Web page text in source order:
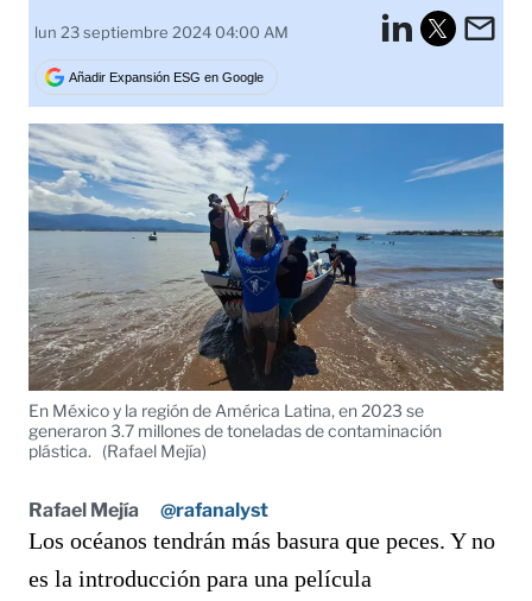
lun 23 septiembre 2024 04:00 AM
Añadir Expansión ESG en Google
En México y la región de América Latina, en 2023 se
generaron 3.7 millones de toneladas de contaminación
plástica.
(Rafael Mejía)
Rafael Mejía @rafanalyst
Los océanos tendrán más basura que peces. Y no
es la introducción para una película